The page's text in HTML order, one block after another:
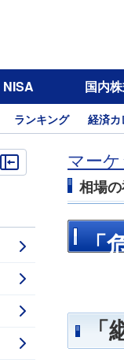
NISA 国内
ランキング 経済
マー
相場
「